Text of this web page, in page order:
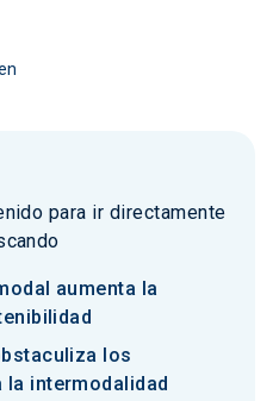
para ir directamente
aumenta la
los
intermodalidad